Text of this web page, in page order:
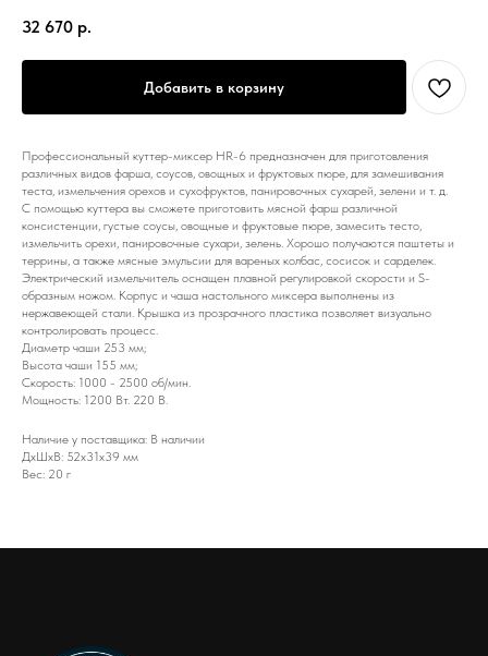
32 670 р.
Добавить в корзину
Профессиональный куттер-миксер HR-6 предназначен для приготовления
различных видов фарша, соусов, овощных и фруктовых пюре, для замешивания
теста, измельчения орехов и сухофруктов, панировочных сухарей, зелени и т. д.
С помощью куттера вы сможете приготовить мясной фарш различной
консистенции, густые соусы, овощные и фруктовые пюре, замесить тесто,
измельчить орехи, панировочные сухари, зелень. Хорошо получаются паштеты и
террины, а также мясные эмульсии для вареных колбас, сосисок и сарделек.
Электрический измельчитель оснащен плавной регулировкой скорости и S-
образным ножом. Корпус и чаша настольного миксера выполнены из
нержавеющей стали. Крышка из прозрачного пластика позволяет визуально
контролировать процесс.
Диаметр чаши 253 мм;
Высота чаши 155 мм;
Скорость: 1000 - 2500 об/мин.
Мощность: 1200 Вт. 220 В.
Наличие у поставщика: В наличии
ДxШxВ: 52x31x39 мм
Вес: 20 г